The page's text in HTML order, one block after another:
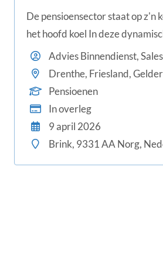
De pensioensector staat op z'n
het hoofd koel In deze
ingrijpende pensioenwetgeving
administratieve professional die
relaties met zorg, structuur en
ondersteunt vanuit de b
Advies Binnendienst,
Drenthe, Friesland,
Pensioenen
In overleg
9 april 2026
Brink, 9331 AA Norg,